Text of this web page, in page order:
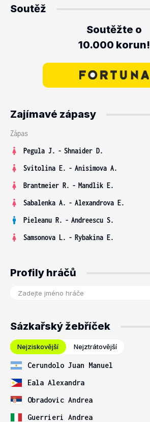
Soutěž
Soutěžte o
10.000 korun!
Zajímavé zápasy
Zápas
Pegula J. - Shnaider D.
Svitolina E. - Anisimova A.
Brantmeier R. - Mandlik E.
Sabalenka A. - Alexandrova E.
Pieleanu R. - Andreescu S.
Samsonova L. - Rybakina E.
Profily hráčů
Sázkařský žebříček
Nejziskovější Nejztrátovější
Cerundolo Juan Manuel
Eala Alexandra
Obradovic Andrea
Guerrieri Andrea